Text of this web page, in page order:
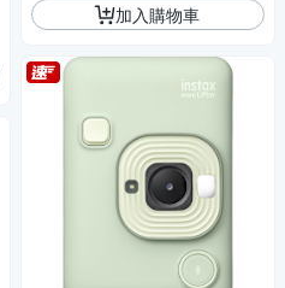
加入購物車